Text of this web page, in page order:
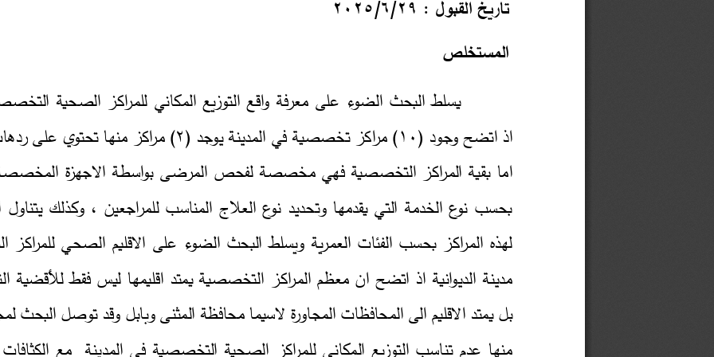
المستخلص
اذ اتضح وجود (
10) مراكز تخصصية في المدينة يوجد ( 2 اه در ىلع ي
وت
حتا هنم زك
ا
ر
)
اما بقية المراكز التخصصية فهي مخصصة لفحص المرضى بواسطة الاجهزة المخ
لهذه المراكز بحسب الفئات العمرية ويسلط البحث الضوء على الاقليم الصحي للمراكز الصحية التخصصية في
التخصصية يمتد اقليمها ليس فقط للأقضية التابعة لمحافظة القادسية
منها عدم تناسب التوزيع المكاني للمراكز الصحية التخصصية في المدينة  مع الكثافات